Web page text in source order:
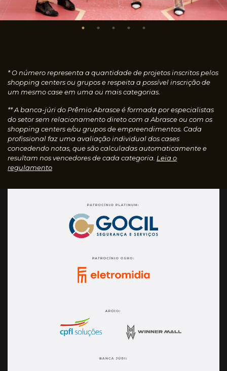
* O número representa a quantidade de projetos inscritos pelos
shopping centers ou grupos e respeita a possível inscrição de
um mesmo case em uma ou mais categorias.
** A banca-júri do Prêmio Abrasce é formada por especialistas
do setor sem relacionamento direto com a Abrasce ou com os
shopping centers e/ou grupos de empreendimentos. Cada
profissional faz uma avaliação individual dos cases
concedendo notas, que são calculadas automaticamente e
resultam nos vencedores de cada categoria. Leia o
regulamento